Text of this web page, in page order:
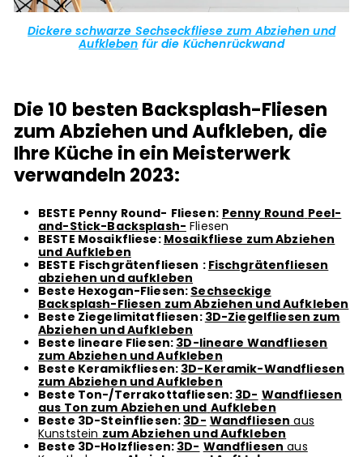
Dickere schwarze Sechseckfliese zum Abziehen und
Aufkleben für die Küchenrückwand
Die 10 besten Backsplash-Fliesen
zum Abziehen und Aufkleben, die
Ihre Küche in ein Meisterwerk
verwandeln 2023:
BESTE Penny Round- Fliesen: Penny Round Peel-
and-Stick-Backsplash- Fliesen
BESTE Mosaikfliese: Mosaikfliese zum Abziehen
und Aufkleben
BESTE Fischgrätenfliesen : Fischgrätenfliesen
abziehen und aufkleben
Beste Hexogan-Fliesen: Sechseckige
Backsplash-Fliesen zum Abziehen und Aufkleben
Beste Ziegelimitatfliesen: 3D-Ziegelfliesen zum
Abziehen und Aufkleben
Beste lineare Fliesen: 3D-lineare Wandfliesen
zum Abziehen und Aufkleben
Beste Keramikfliesen: 3D-Keramik-Wandfliesen
zum Abziehen und Aufkleben
Beste Ton-/Terrakottafliesen: 3D- Wandfliesen
aus Ton zum Abziehen und Aufkleben
Beste 3D-Steinfliesen: 3D- Wandfliesen aus
Kunststein zum Abziehen und Aufkleben
Beste 3D-Holzfliesen: 3D- Wandfliesen aus